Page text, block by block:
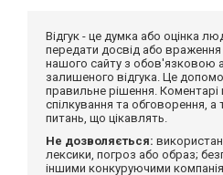
Відгук - це думка або оцінка
передати досвід або
нашого сайту з обов'язковою
залишеного відгука. Це
правильне рішення. Коментарі
спілкування та обговорення,
питань, що цікавлять.
Не дозволяється:
лексики, погроз або образ;
іншими конкуруючими